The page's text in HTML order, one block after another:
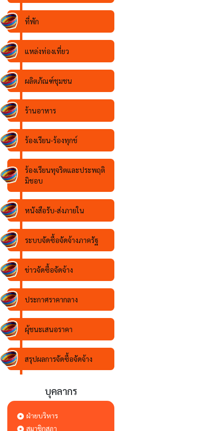
ที่พัก
แหล่งท่องเที่ยว
ผลิตภัณฑ์ชุมชน
ร้านอาหาร
ร้องเรียน-ร้องทุกข์
ร้องเรียนทุจริตและประพฤติ
มิชอบ
หนังสือรับ-ส่งภายใน
ระบบจัดซื้อจัดจ้างภาครัฐ
ข่าวจัดซื้อจัดจ้าง
ประกาศราคากลาง
ผุ้ชนะเสนอราคา
สรุปผลการจัดซื้อจัดจ้าง
บุคลากร
ฝ่ายบริหาร
สมาชิกสภา